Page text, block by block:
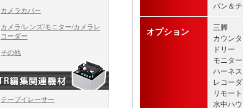
パン＆
オプション
三脚
カウン
ドリー
モニタ
ハーネス
レコー
リモー
水中ハ
カメラカバー
カメラ/レンズ/モニター/カメラレ
コーダー
その他
テープイレーサー